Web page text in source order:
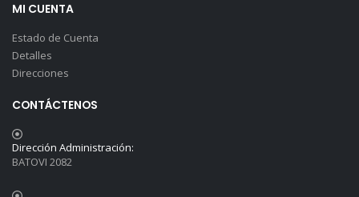
MI CUENTA
Estado de Cuenta
Detalles
Direcciones
CONTÁCTENOS
Dirección Administración:
BATOVI 2082